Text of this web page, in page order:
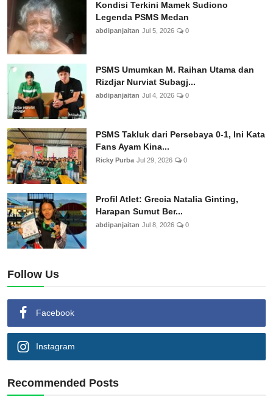
Kondisi Terkini Mamek Sudiono
Legenda PSMS Medan
abdipanjaitan Jul 5, 2026 0
PSMS Umumkan M. Raihan Utama dan
Rizdjar Nurviat Subagj...
abdipanjaitan Jul 4, 2026 0
PSMS Takluk dari Persebaya 0-1, Ini Kata
Fans Ayam Kina...
Ricky Purba Jul 29, 2026 0
Profil Atlet: Grecia Natalia Ginting,
Harapan Sumut Ber...
abdipanjaitan Jul 8, 2026 0
Follow Us
Facebook
Instagram
Recommended Posts